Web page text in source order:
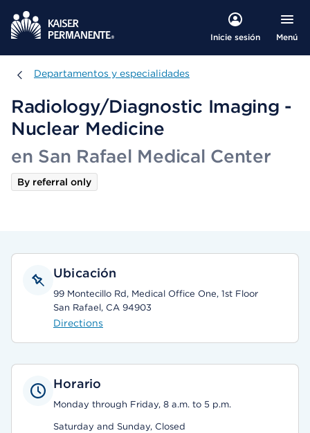
Inicie sesión Menú
Departamentos y especialidades
Departamentos y especialidades
Radiology/Diagnostic Imaging -
Nuclear Medicine
en San Rafael Medical Center
By referral only
Ubicación
99 Montecillo Rd, Medical Office One, 1st Floor
San Rafael, CA 94903
Directions
Horario
Monday through Friday, 8 a.m. to 5 p.m.
Saturday and Sunday, Closed